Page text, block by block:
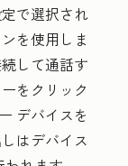
で選択され
を使用しま
して通話す
をクリック
デバイスを
はデバイス